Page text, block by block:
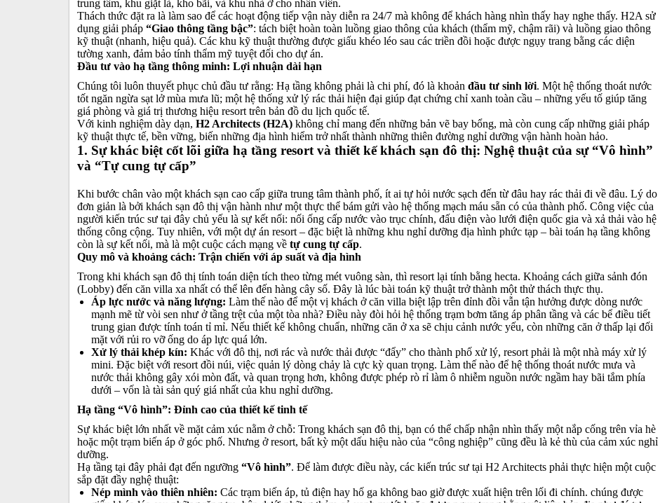
trung tâm, khu giặt là, kho bãi, và khu nhà ở cho nhân viên.
Thách thức đặt ra là làm sao để các hoạt động tiếp vận này diễn ra 24/7 mà không để khách hàng nhìn thấy hay nghe thấy. H2A sử
dụng giải pháp “Giao thông tầng bậc”: tách biệt hoàn toàn luồng giao thông của khách (thẩm mỹ, chậm rãi) và luồng giao thông
kỹ thuật (nhanh, hiệu quả). Các khu kỹ thuật thường được giấu khéo léo sau các triền đồi hoặc được ngụy trang bằng các diện
tường xanh, đảm bảo tính thẩm mỹ tuyệt đối cho dự án.
Đầu tư vào hạ tầng thông minh: Lợi nhuận dài hạn
Chúng tôi luôn thuyết phục chủ đầu tư rằng: Hạ tầng không phải là chi phí, đó là khoản đầu tư sinh lời. Một hệ thống thoát nước
tốt ngăn ngừa sạt lở mùa mưa lũ; một hệ thống xử lý rác thải hiện đại giúp đạt chứng chỉ xanh toàn cầu – những yếu tố giúp tăng
giá phòng và giá trị thương hiệu resort trên bản đồ du lịch quốc tế.
Với kinh nghiệm dày dạn, H2 Architects (H2A)không chỉ mang đến những bản vẽ bay bổng, mà còn cung cấp những giải pháp
kỹ thuật thực tế, bền vững, biến những địa hình hiểm trở nhất thành những thiên đường nghỉ dưỡng vận hành hoàn hảo.
1. Sự khác biệt cốt lõi giữa hạ tầng resort và thiết kế khách sạn đô thị: Nghệ thuật của sự “Vô hình”
và “Tự cung tự cấp”
Khi bước chân vào một khách sạn cao cấp giữa trung tâm thành phố, ít ai tự hỏi nước sạch đến từ đâu hay rác thải đi về đâu. Lý do
đơn giản là bởi khách sạn đô thị vận hành như một thực thể bám gửi vào hệ thống mạch máu sẵn có của thành phố. Công việc của
người kiến trúc sư tại đây chủ yếu là sự kết nối: nối ống cấp nước vào trục chính, đấu điện vào lưới điện quốc gia và xả thải vào hệ
thống công cộng. Tuy nhiên, với một dự án resort – đặc biệt là những khu nghỉ dưỡng địa hình phức tạp – bài toán hạ tầng không
còn là sự kết nối, mà là một cuộc cách mạng về tự cung tự cấp.
Quy mô và khoảng cách: Trận chiến với áp suất và địa hình
Trong khi khách sạn đô thị tính toán diện tích theo từng mét vuông sàn, thì resort lại tính bằng hecta. Khoảng cách giữa sảnh đón
(Lobby) đến căn villa xa nhất có thể lên đến hàng cây số. Đây là lúc bài toán kỹ thuật trở thành một thử thách thực thụ.
Áp lực nước và năng lượng: Làm thế nào để một vị khách ở căn villa biệt lập trên đỉnh đồi vẫn tận hưởng được dòng nước
mạnh mẽ từ vòi sen như ở tầng trệt của một tòa nhà? Điều này đòi hỏi hệ thống trạm bơm tăng áp phân tầng và các bể điều tiết
trung gian được tính toán tỉ mỉ. Nếu thiết kế không chuẩn, những căn ở xa sẽ chịu cảnh nước yếu, còn những căn ở thấp lại đối
mặt với rủi ro vỡ ống do áp lực quá lớn.
Xử lý thải khép kín: Khác với đô thị, nơi rác và nước thải được “đẩy” cho thành phố xử lý, resort phải là một nhà máy xử lý
mini. Đặc biệt với resort đồi núi, việc quản lý dòng chảy là cực kỳ quan trọng. Làm thế nào để hệ thống thoát nước mưa và
nước thải không gây xói mòn đất, và quan trọng hơn, không được phép rò rỉ làm ô nhiễm nguồn nước ngầm hay bãi tắm phía
dưới – vốn là tài sản quý giá nhất của khu nghỉ dưỡng.
Hạ tầng “Vô hình”: Đỉnh cao của thiết kế tinh tế
Sự khác biệt lớn nhất về mặt cảm xúc nằm ở chỗ: Trong khách sạn đô thị, bạn có thể chấp nhận nhìn thấy một nắp cống trên vỉa hè
hoặc một trạm biến áp ở góc phố. Nhưng ở resort, bất kỳ một dấu hiệu nào của “công nghiệp” cũng đều là kẻ thù của cảm xúc nghỉ
dưỡng.
Hạ tầng tại đây phải đạt đến ngưỡng “Vô hình”. Để làm được điều này, các kiến trúc sư tại H2 Architects phải thực hiện một cuộc
sắp đặt đầy nghệ thuật:
Nép mình vào thiên nhiên: Các trạm biến áp, tủ điện hay hố ga không bao giờ được xuất hiện trên lối đi chính. chúng được